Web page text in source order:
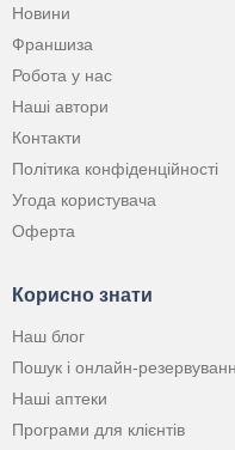
Новини
Франшиза
Робота у нас
Наші автори
Контакти
Політика конфіденційності
Угода користувача
Оферта
Корисно знати
Наш блог
Пошук і онлайн-
Наші аптеки
Програми для клієнтів